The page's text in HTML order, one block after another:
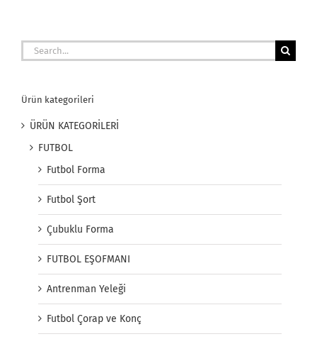
Search
for:
Ürün kategorileri
ÜRÜN KATEGORİLERİ
FUTBOL
Futbol Forma
Futbol Şort
Çubuklu Forma
FUTBOL EŞOFMANI
Antrenman Yeleği
Futbol Çorap ve Konç